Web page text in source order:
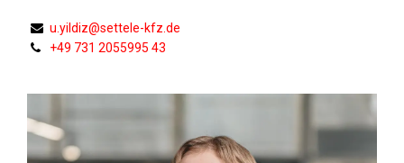
u.yildiz@settele-kfz.de
+49 731 2055995 43